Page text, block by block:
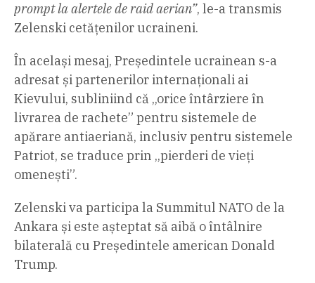
prompt la alertele de raid aerian”, le-a transmis
Zelenski cetățenilor ucraineni.
În același mesaj, Președintele ucrainean s-a
adresat și partenerilor internaționali ai
Kievului, subliniind că „orice întârziere în
livrarea de rachete” pentru sistemele de
apărare antiaeriană, inclusiv pentru sistemele
Patriot, se traduce prin „pierderi de vieți
omenești”.
Zelenski va participa la Summitul NATO de la
Ankara și este așteptat să aibă o întâlnire
bilaterală cu Președintele american Donald
Trump.